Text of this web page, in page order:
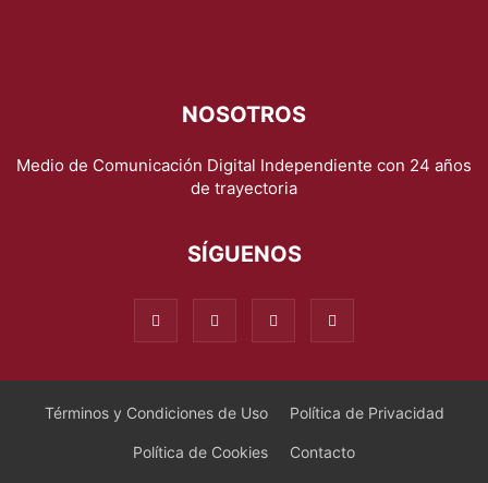
NOSOTROS
Medio de Comunicación Digital Independiente con 24 años
de trayectoria
SÍGUENOS
Términos y Condiciones de Uso Política de Privacidad
Política de Cookies Contacto